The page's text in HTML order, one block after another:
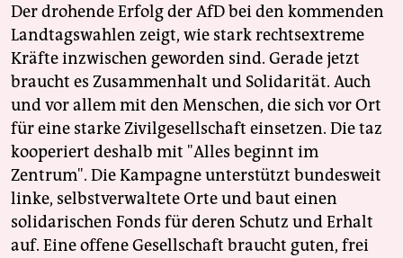
Der drohende Erfolg der AfD bei den kommenden
Landtagswahlen zeigt, wie stark rechtsextreme
Kräfte inzwischen geworden sind. Gerade jetzt
braucht es Zusammenhalt und Solidarität. Auch
und vor allem mit den Menschen, die sich vor Ort
für eine starke Zivilgesellschaft einsetzen. Die taz
kooperiert deshalb mit "Alles beginnt im
Zentrum". Die Kampagne unterstützt bundesweit
linke, selbstverwaltete Orte und baut einen
solidarischen Fonds für deren Schutz und Erhalt
auf. Eine offene Gesellschaft braucht guten, frei